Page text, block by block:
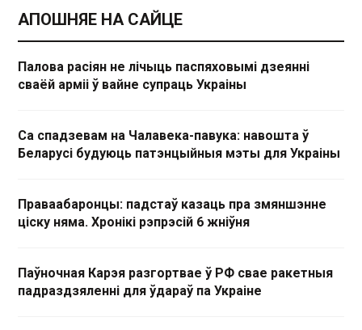
АПОШНЯЕ НА САЙЦЕ
Палова расіян не лічыць паспяховымі дзеянні
сваёй арміі ў вайне супраць Украіны
Са спадзевам на Чалавека-павука: навошта ў
Беларусі будуюць патэнцыйныя мэты для Украіны
Праваабаронцы: падстаў казаць пра змяншэнне
ціску няма. Хронікі рэпрэсій 6 жніўня
Паўночная Карэя разгортвае ў РФ свае ракетныя
падраздзяленні для ўдараў па Украіне